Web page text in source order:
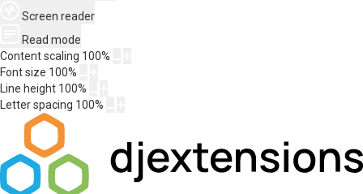
Screen reader
Read mode
Content scaling 100%
Font size 100%
Line height 100%
Letter spacing 100%